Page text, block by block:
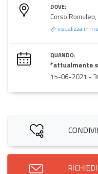
DOVE:
Corso
visualizza in
QUANDO:
*attualmente
15-06-2021 -